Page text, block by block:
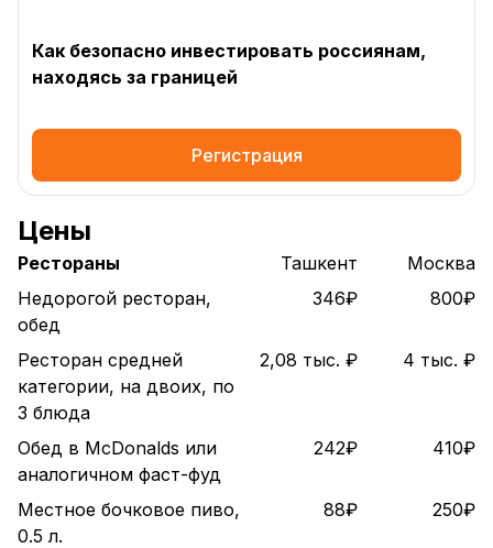
Как безопасно инвестировать россиянам,
находясь за границей
Регистрация
Цены
Рестораны Ташкент
Москва
Недорогой ресторан,
обед
346₽ 800₽
Ресторан средней
категории, на двоих, по
3 блюда
2,08 тыс. ₽ 4 тыс. ₽
Обед в McDonalds или
аналогичном фаст-фуд
242₽ 410₽
Местное бочковое пиво,
0.5 л.
88₽ 250₽